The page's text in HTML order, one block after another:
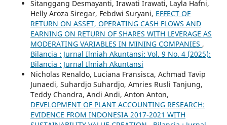
Sitanggang Desmayanti, Irawati Irawati, Layla Hafni,
Helly Aroza Siregar, Febdwi Suryani, EFFECT OF
RETURN ON ASSET, OPERATING CASH FLOWS AND
EARNING ON RETURN OF SHARES WITH LEVERAGE AS
MODERATING VARIABLES IN MINING COMPANIES ,
Bilancia : Jurnal Ilmiah Akuntansi: Vol. 9 No. 4 (2025):
Bilancia : Jurnal Ilmiah Akuntansi
Nicholas Renaldo, Luciana Fransisca, Achmad Tavip
Junaedi, Suhardjo Suhardjo, Amries Rusli Tanjung,
Teddy Chandra, Andi Andi, Anton Anton,
DEVELOPMENT OF PLANT ACCOUNTING RESEARCH:
EVIDENCE FROM INDONESIA 2017-2021 WITH